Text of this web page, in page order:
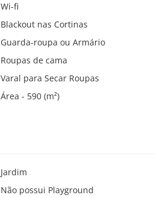
Wi-fi
Blackout nas Cortinas
Guarda-roupa ou Armário
Roupas de cama
Varal para Secar Roupas
Área - 590 (m²)
Jardim
Não possui Playground